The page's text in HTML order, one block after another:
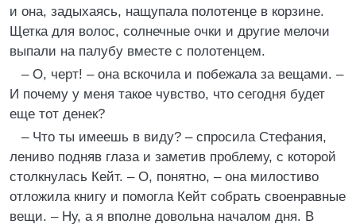
и она, задыхаясь, нащупала полотенце в корзине.
Щетка для волос, солнечные очки и другие мелочи
выпали на палубу вместе с полотенцем.
– О, черт! – она вскочила и побежала за вещами. –
И почему у меня такое чувство, что сегодня будет
еще тот денек?
– Что ты имеешь в виду? – спросила Стефания,
лениво подняв глаза и заметив проблему, с которой
столкнулась Кейт. – О, понятно, – она милостиво
отложила книгу и помогла Кейт собрать своенравные
вещи. – Ну, а я вполне довольна началом дня. В